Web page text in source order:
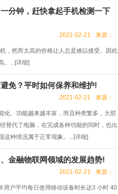
分钟，赶快拿起手机检测一下
来源：
2021-02-21
，然而太高的价格让人总是难以接受。因此
。...[详细]
免？平时如何保养和维护!
来源：
2021-02-21
化、功能越来越丰富，而且种类繁多，大部
替代了电脑，在完成各种功能的同时，也出
这种情况属于正常现象。...[详细]
金融物联网领域的发展趋势!
来源：
2021-02-21
用户平均每日使用移动设备时长达3 小时 40